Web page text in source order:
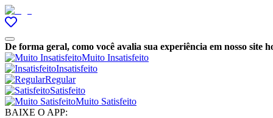
De forma geral, como você avalia sua experiência em nosso site
Muito Insatisfeito
Insatisfeito
Regular
Satisfeito
Muito Satisfeito
BAIXE O APP: